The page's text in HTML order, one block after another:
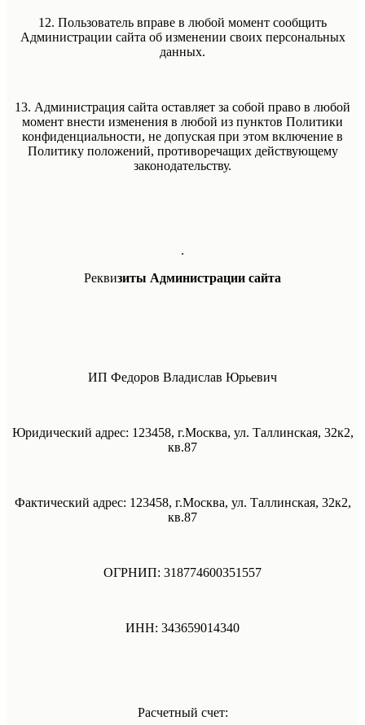
12. Пользователь вправе в любой момент сообщить
Администрации сайта об изменении своих персональных
данных.
13. Администрация сайта оставляет за собой право в любой
момент внести изменения в любой из пунктов Политики
конфиденциальности, не допуская при этом включение в
Политику положений, противоречащих действующему
законодательству.
.
Реквизиты Администрации сайта
ИП Федоров Владислав Юрьевич
Юридический адрес: 123458, г.Москва, ул. Таллинская, 32к2,
кв.87
Фактический адрес: 123458, г.Москва, ул. Таллинская, 32к2,
кв.87
ОГРНИП: 318774600351557
ИНН: 343659014340
Расчетный счет: